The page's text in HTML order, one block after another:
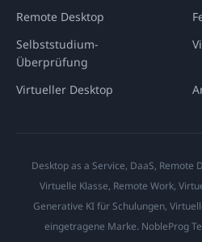
Remote Desktop
Selbststudium-
Überprüfung
Virtueller Desktop
Desktop as a Service, DaaS, Remote
Virtuelle Klasse, Remote Work,
Generative KI für Schulungen,
eingetragene Marke. NobleProg